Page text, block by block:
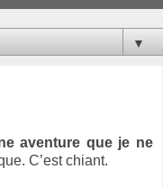
▼
aventure que je ne
C’est chiant.